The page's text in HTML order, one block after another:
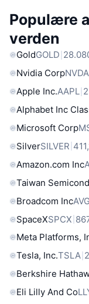
Populære
verden
GoldGOLD
Nvidia CorpNVDA
Apple Inc.AAPL
Alphabet Inc
Microsoft Corp
SilverSILVER
Amazon.com Inc
Taiwan
Broadcom Inc
SpaceXSPCX
Meta Platforms,
Tesla, Inc.TSLA
Berkshire
Eli Lilly And Co